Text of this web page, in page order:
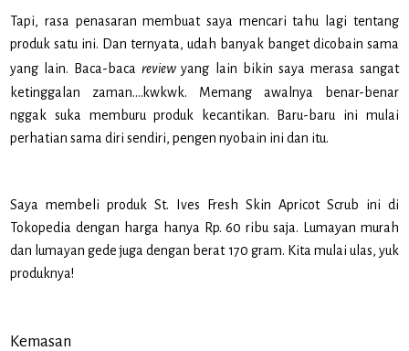
Tapi, rasa penasaran membuat saya mencari tahu lagi tentang
produk satu ini. Dan ternyata, udah banyak banget dicobain sama
yang lain. Baca-bacareviewyang lain bikin saya merasa sangat
ketinggalan zaman….kwkwk. Memang awalnya benar-benar
nggak suka memburu produk kecantikan. Baru-baru ini mulai
perhatian sama diri sendiri, pengen nyobain ini dan itu.
Saya membeli produk St. Ives Fresh Skin Apricot Scrub ini di
Tokopedia dengan harga hanya Rp. 60 ribu saja. Lumayan murah
dan lumayan gede juga dengan berat 170 gram. Kita mulai ulas, yuk
produknya!
Kemasan